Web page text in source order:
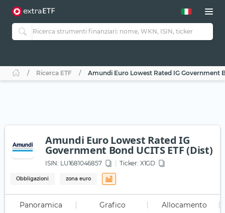
Ricerca ETF Amundi Euro Lowest Rated IG Government
Amundi Euro Lowest Rated IG
Government Bond UCITS ETF (Dist)
ISIN: LU1681046857 Ticker: X1GD
Obbligazioni zona euro
Panoramica Grafico Allocamento